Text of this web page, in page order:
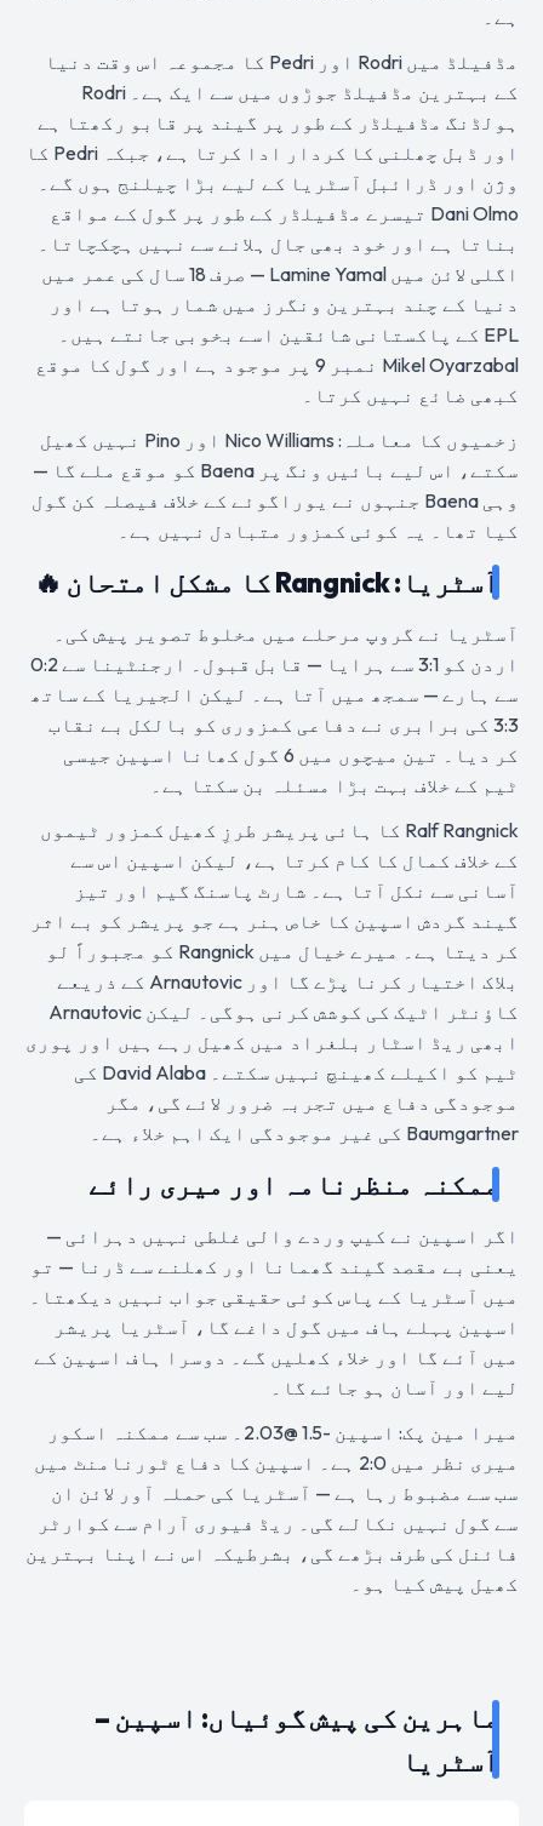
ہے۔
مڈفیلڈ میں Rodri اور Pedri کا مجموعہ اس وقت دنیا
کے بہترین مڈفیلڈ جوڑوں میں سے ایک ہے۔ Rodri
ہولڈنگ مڈفیلڈر کے طور پر گیند پر قابو رکھتا ہے
اور ڈبل چھلنی کا کردار ادا کرتا ہے، جبکہ Pedri کا
وژن اور ڈرائبل آسٹریا کے لیے بڑا چیلنج ہوں گے۔
Dani Olmo تیسرے مڈفیلڈر کے طور پر گول کے مواقع
بناتا ہے اور خود بھی جال ہلانے سے نہیں ہچکچاتا۔
اگلی لائن میں Lamine Yamal — صرف 18 سال کی عمر میں
دنیا کے چند بہترین ونگرز میں شمار ہوتا ہے اور
EPL کے پاکستانی شائقین اسے بخوبی جانتے ہیں۔
Mikel Oyarzabal نمبر 9 پر موجود ہے اور گول کا موقع
کبھی ضائع نہیں کرتا۔
زخمیوں کا معاملہ: Nico Williams اور Pino نہیں کھیل
سکتے، اس لیے بائیں ونگ پر Baena کو موقع ملے گا —
وہی Baena جنہوں نے یوراگوئے کے خلاف فیصلہ کن گول
کیا تھا۔ یہ کوئی کمزور متبادل نہیں ہے۔
آسٹریا: Rangnick کا مشکل امتحان 🔥
آسٹریا نے گروپ مرحلے میں مخلوط تصویر پیش کی۔
اردن کو 3:1 سے ہرایا — قابل قبول۔ ارجنٹینا سے 0:2
سے ہارے — سمجھ میں آتا ہے۔ لیکن الجیریا کے ساتھ
3:3 کی برابری نے دفاعی کمزوری کو بالکل بے نقاب
کر دیا۔ تین میچوں میں 6 گول کھانا اسپین جیسی
ٹیم کے خلاف بہت بڑا مسئلہ بن سکتا ہے۔
Ralf Rangnick کا ہائی پریشر طرزِ کھیل کمزور ٹیموں
کے خلاف کمال کا کام کرتا ہے، لیکن اسپین اس سے
آسانی سے نکل آتا ہے۔ شارٹ پاسنگ گیم اور تیز
گیند گردش اسپین کا خاص ہنر ہے جو پریشر کو بے اثر
کر دیتا ہے۔ میرے خیال میں Rangnick کو مجبوراً لو
بلاک اختیار کرنا پڑے گا اور Arnautovic کے ذریعے
کاؤنٹر اٹیک کی کوشش کرنی ہوگی۔ لیکن Arnautovic
ابھی ریڈ اسٹار بلغراد میں کھیل رہے ہیں اور پوری
ٹیم کو اکیلے کھینچ نہیں سکتے۔ David Alaba کی
موجودگی دفاع میں تجربہ ضرور لائے گی، مگر
Baumgartner کی غیر موجودگی ایک اہم خلاء ہے۔
ممکنہ منظرنامہ اور میری رائے
اگر اسپین نے کیپ وردے والی غلطی نہیں دہرائی —
یعنی بے مقصد گیند گھمانا اور کھلنے سے ڈرنا — تو
میں آسٹریا کے پاس کوئی حقیقی جواب نہیں دیکھتا۔
اسپین پہلے ہاف میں گول داغے گا، آسٹریا پریشر
میں آئے گا اور خلاء کھلیں گے۔ دوسرا ہاف اسپین کے
لیے اور آسان ہو جائے گا۔
میرا مین پک: اسپین -1.5 @2.03۔ سب سے ممکنہ اسکور
میری نظر میں 2:0 ہے۔ اسپین کا دفاع ٹورنامنٹ میں
سب سے مضبوط رہا ہے — آسٹریا کی حملہ آور لائن ان
سے گول نہیں نکالے گی۔ ریڈ فیوری آرام سے کوارٹر
فائنل کی طرف بڑھے گی، بشرطیکہ اس نے اپنا بہترین
کھیل پیش کیا ہو۔
ماہرین کی پیش گوئیاں: اسپین –
آسٹریا